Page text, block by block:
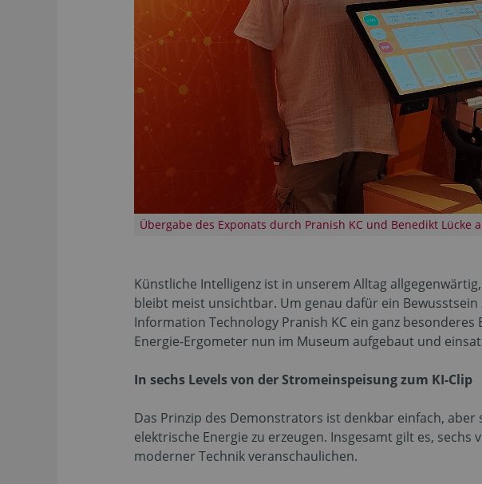
Übergabe des Exponats durch Pranish KC und Benedikt
Künstliche Intelligenz ist in unserem Alltag
bleibt meist unsichtbar. Um genau dafür ein
Information Technology Pranish KC ein ganz
Energie-Ergometer nun im Museum aufgebaut und
In sechs Levels von der Stromeinspeisung zum KI-Clip
Das Prinzip des Demonstrators ist denkbar einfach,
elektrische Energie zu erzeugen. Insgesamt gilt es,
moderner Technik veranschaulichen.